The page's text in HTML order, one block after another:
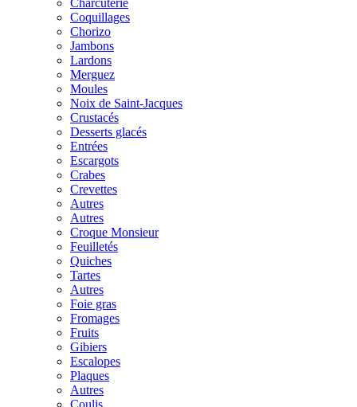
Charcuterie
Coquillages
Chorizo
Jambons
Lardons
Merguez
Moules
Noix de Saint-Jacques
Crustacés
Desserts glacés
Entrées
Escargots
Crabes
Crevettes
Autres
Autres
Croque Monsieur
Feuilletés
Quiches
Tartes
Autres
Foie gras
Fromages
Fruits
Gibiers
Escalopes
Plaques
Autres
Coulis